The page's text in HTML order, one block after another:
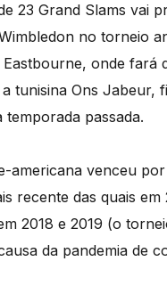
23 Grand Slams vai
no torneio
onde fará
tunisina Ons Jabeur,
temporada passada.
americana venceu
recente das quais em
2018 e 2019 (o
da pandemia de